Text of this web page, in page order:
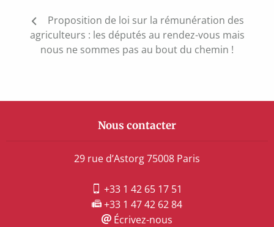
Navigation
de
l’article
Proposition de loi sur la rémunération des
agriculteurs : les députés au rendez-vous mais
nous ne sommes pas au bout du chemin !
Nous contacter
29 rue d’Astorg 75008 Paris
+33 1 42 65 17 51
+33 1 47 42 62 84
Écrivez-nous